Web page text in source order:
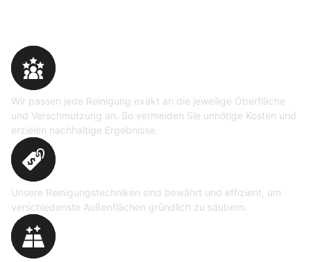
Wir passen jede Reinigung exakt an die jeweilige Oberfläche
und Verschmutzung an. So vermeiden Sie unnötige Kosten und
erzielen nachhaltige Ergebnisse.
Unsere Reinigungstechniken sind bewährt und effizient, um
verschiedenste Außenflächen gründlich zu säubern.